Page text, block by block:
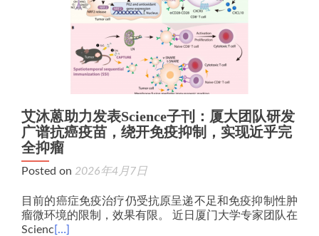
艾沐蒽助力发表Science子刊：厦大团队研发
广谱抗癌疫苗，绕开免疫抑制，实现近乎完
全抑瘤
Posted on 2026年4月7日
目前的癌症免疫治疗仍受抗原呈递不足和免疫抑制性肿
瘤微环境的限制，效果有限。 近日厦门大学专家团队在
Scienc […]